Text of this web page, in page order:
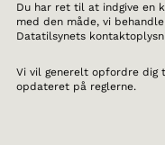
Du har ret til at indgive en
med den måde, vi
Datatilsynets
Vi vil generelt opfordre dig
opdateret på reglerne.